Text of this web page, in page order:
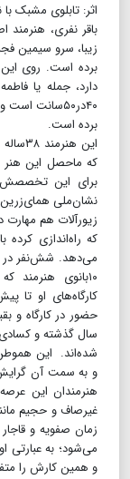
اثر: تابلوی مشبک
باقر نفری،
زیبا، سرو سیمین
برده است. روی
دارد، جمله یا
۴۰در۵۰سانت
برده است.
این
که ماحصل این هنر
برای این تخصصش
نشان‌ملی همای‌زرین
زیورآلات هم مهارت
که راه‌اندازی
می‌دهد. شش‌نفر در
۱۰بانوی هنرمند
حضور در کارگاه و
سال گذشته و کسادی
و به سمت آن گرایش
هنرمندان این
غیرصاف و حجیم
زمان صفویه و
می‌شود؛ به
و همین کارش را